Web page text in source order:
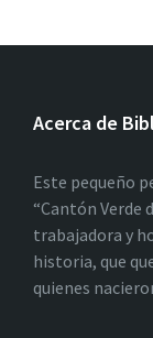
Acerca de
Este pequeño
“Cantón Verde
trabajadora y
historia, que
quienes